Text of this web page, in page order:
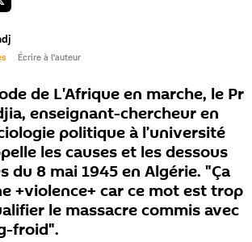
Écrire à l'auteur
de L'Afrique en marche, le Pr
enseignant-chercheur en
politique à l’université
les causes et les dessous
du 8 mai 1945 en Algérie. "Ça
+violence+ car ce mot est trop
le massacre commis avec
froid".